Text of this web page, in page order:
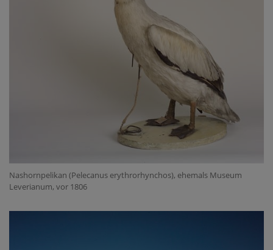
Nashornpelikan (Pelecanus erythrorhynchos), ehemals Museum
Leverianum, vor 1806